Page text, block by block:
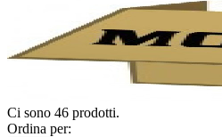
Ci sono 46 prodotti.
Ordina per: